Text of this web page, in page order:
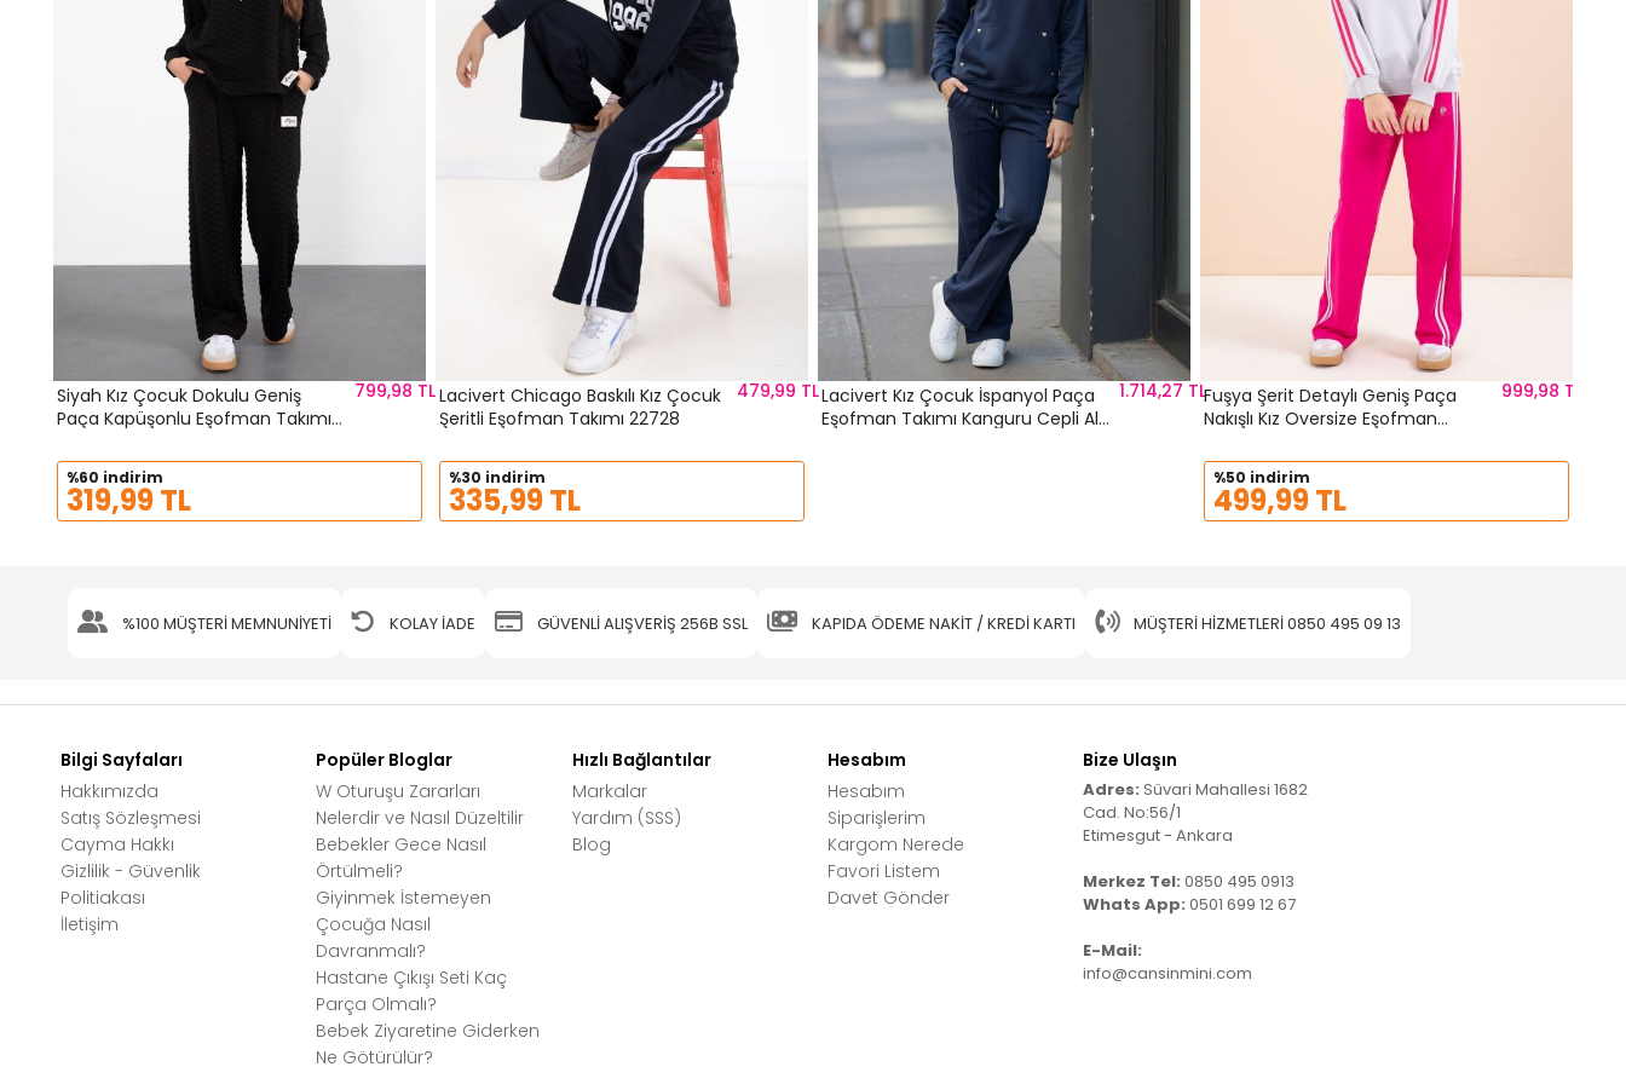
Siyah Kız Çocuk Dokulu Geniş
Paça Kapüşonlu Eşofman Takımı
799,98 TL
%60 indirim
319,99 TL
Lacivert Chicago Baskılı Kız Çocuk
Şeritli Eşofman Takımı 22728
479,99 TL
%30 indirim
335,99 TL
Lacivert Kız Çocuk İspanyol Paça
Eşofman Takımı Kanguru Cepli Alt
1.714,27 TLFuşya Şerit Detaylı Geniş Paça
Nakışlı Kız Oversize Eşofman
999,98 TL
%50 indirim
499,99 TL
%100 MÜŞTERİ MEMNUNİYETİ KOLAY İADE GÜVENLİ ALIŞVERİŞ 256B SSL KAPIDA ÖDEME NAKİT / KREDİ KARTI MÜŞTERI HIZMETLERI0850 495 09 13
Bilgi Sayfaları
Hakkımızda
Satış Sözleşmesi
Cayma Hakkı
Gizlilik - Güvenlik
Politiakası
İletişim
Popüler Bloglar
W Oturuşu Zararları
Nelerdir ve Nasıl Düzeltilir
Bebekler Gece Nasıl
Örtülmeli?
Giyinmek İstemeyen
Çocuğa Nasıl
Davranmalı?
Hastane Çıkışı Seti Kaç
Parça Olmalı?
Bebek Ziyaretine Giderken
Ne Götürülür?
Hızlı Bağlantılar
Markalar
Yardım (SSS)
Blog
Hesabım
Hesabım
Siparişlerim
Kargom Nerede
Favori Listem
Davet Gönder
Bize Ulaşın
Adres: Süvari Mahallesi 1682
Cad. No:56/1
Etimesgut - Ankara
Merkez Tel: 0850 495 0913
Whats App: 0501 699 12 67
E-Mail:
info@cansinmini.com